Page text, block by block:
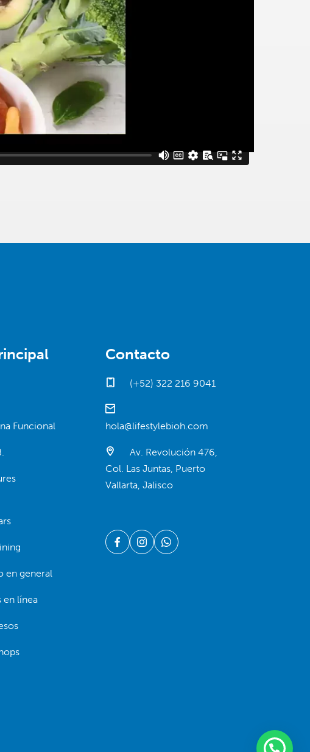
Funcional
en general
en línea
Contacto
(+52) 322 216 9041
hola@lifestylebioh.com
Av. Revolución 476,
Col. Las Juntas, Puerto
Vallarta, Jalisco